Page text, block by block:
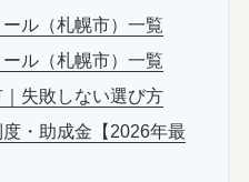
ル（札幌市）一覧
ル（札幌市）一覧
失敗しない選び方
・助成金【2026年最